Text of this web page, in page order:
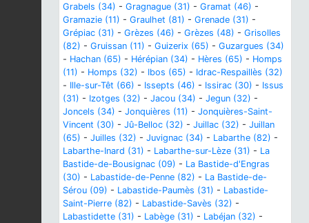
Grabels (34) - Gragnague (31) - Gramat (46) -
Gramazie (11) - Graulhet (81) - Grenade (31) -
Grépiac (31) - Grèzes (46) - Grèzes (48) - Grisolles
(82) - Gruissan (11) - Guizerix (65) - Guzargues (34)
- Hachan (65) - Hérépian (34) - Hères (65) - Homps
(11) - Homps (32) - Ibos (65) - Idrac-Respaillès (32)
- Ille-sur-Têt (66) - Issepts (46) - Issirac (30) - Issus
(31) - Izotges (32) - Jacou (34) - Jegun (32) -
Joncels (34) - Jonquières (11) - Jonquières-Saint-
Vincent (30) - Jû-Belloc (32) - Juillac (32) - Juillan
(65) - Juilles (32) - Juvignac (34) - Labarthe (82) -
Labarthe-Inard (31) - Labarthe-sur-Lèze (31) - La
Bastide-de-Bousignac (09) - La Bastide-d'Engras
(30) - Labastide-de-Penne (82) - La Bastide-de-
Sérou (09) - Labastide-Paumès (31) - Labastide-
Saint-Pierre (82) - Labastide-Savès (32) -
Labastidette (31) - Labège (31) - Labéjan (32) -